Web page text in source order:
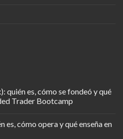
quién es, cómo se fondeó y qué
Trader Bootcamp
es, cómo opera y qué enseña en